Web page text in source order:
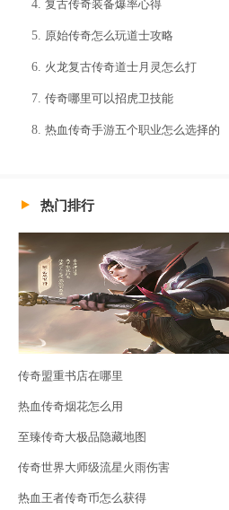
复古传奇装备爆率心得
原始传奇怎么玩道士攻略
火龙复古传奇道士月灵怎么打
传奇哪里可以招虎卫技能
热血传奇手游五个职业怎么选择的
热门排行
传奇盟重书店在哪里
热血传奇烟花怎么用
至臻传奇大极品隐藏地图
传奇世界大师级流星火雨伤害
热血王者传奇币怎么获得